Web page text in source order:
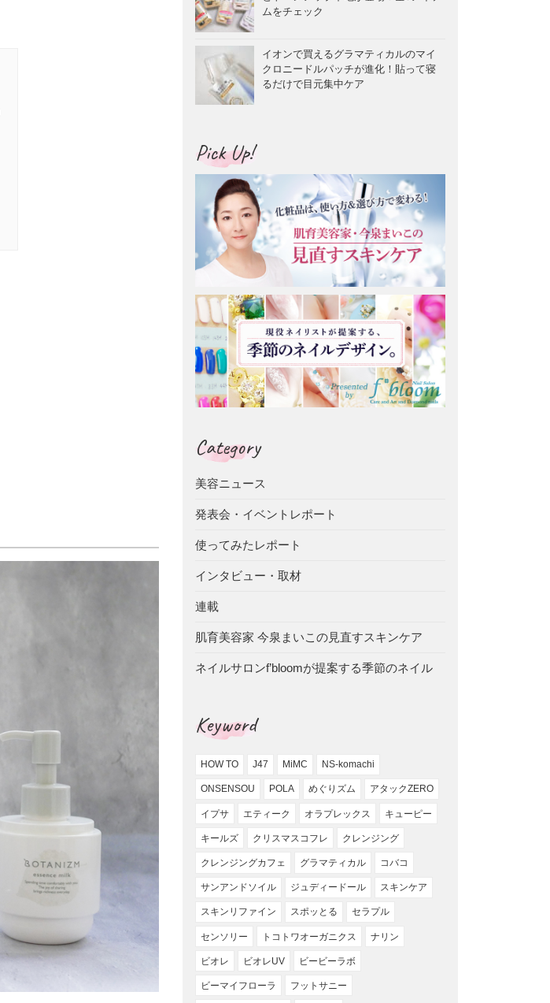
ムをチェック
イオンで買えるグラマティカルのマイ
クロニードルパッチが進化！貼って寝
るだけで目元集中ケア
Pick Up!
Category
美容ニュース
発表会・イベントレポート
使ってみたレポート
インタビュー・取材
連載
肌育美容家 今泉まいこの見直すスキンケア
ネイルサロンf’bloomが提案する季節のネイル
Keyword
HOW TO J47 MiMC NS-komachi
ONSENSOU POLA めぐりズム アタックZERO
イプサ エティーク オラプレックス キューピー
キールズ クリスマスコフレ クレンジング
クレンジングカフェ グラマティカル コバコ
サンアンドソイル ジュディードール スキンケア
スキンリファイン スポッとる セラプル
センソリー トコトワオーガニクス ナリン
ビオレ ビオレUV ビービーラボ
ビーマイフローラ フットサニー